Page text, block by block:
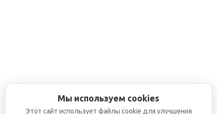
Мы используем cookies
Этот сайт использует файлы cookie для улучшения